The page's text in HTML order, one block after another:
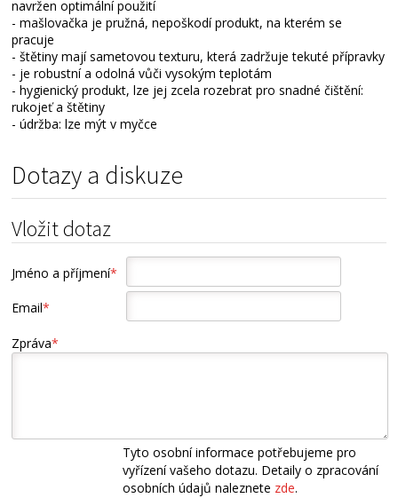
navržen optimální použití
- mašlovačka je pružná, nepoškodí produkt, na kterém se
pracuje
- štětiny mají sametovou texturu, která zadržuje tekuté přípravky
- je robustní a odolná vůči vysokým teplotám
- hygienický produkt, lze jej zcela rozebrat pro snadné čištění:
rukojeť a štětiny
- údržba: lze mýt v myčce
Dotazy a diskuze
Vložit dotaz
Jméno a příjmení*
Email*
Zpráva*
Tyto osobní informace potřebujeme pro
vyřízení vašeho dotazu. Detaily o zpracování
osobních údajů naleznete zde.